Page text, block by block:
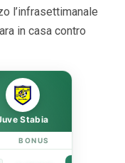
l’infrasettimanale
in casa contro
Stabia
BONUS